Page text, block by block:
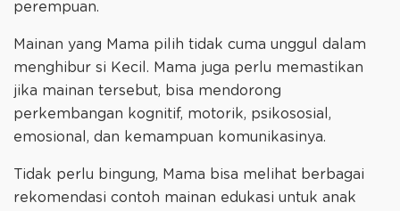
perempuan.
Mainan yang Mama pilih tidak cuma unggul dalam
menghibur si Kecil. Mama juga perlu memastikan
jika mainan tersebut, bisa mendorong
perkembangan kognitif, motorik, psikososial,
emosional, dan kemampuan komunikasinya.
Tidak perlu bingung, Mama bisa melihat berbagai
rekomendasi contoh mainan edukasi untuk anak